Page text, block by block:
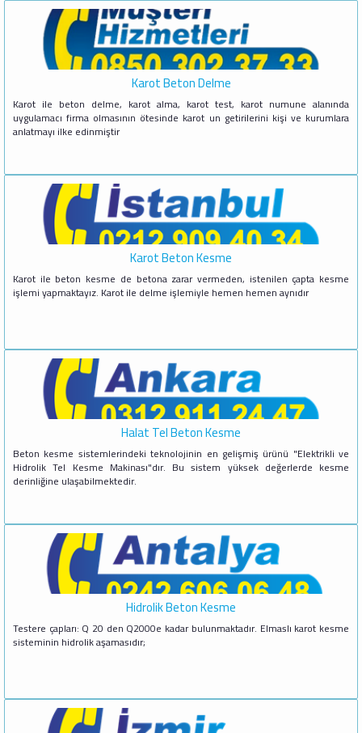
Karot Beton Delme
Karot ile beton delme, karot alma, karot test, karot numune alanında
uygulamacı firma olmasının ötesinde karot un getirilerini kişi ve kurumlara
anlatmayı ilke edinmiştir
Karot Beton Kesme
Karot ile beton kesme de betona zarar vermeden, istenilen çapta kesme
işlemi yapmaktayız. Karot ile delme işlemiyle hemen hemen aynıdır
Halat Tel Beton Kesme
Beton kesme sistemlerindeki teknolojinin en gelişmiş ürünü "Elektrikli ve
Hidrolik Tel Kesme Makinası"dır. Bu sistem yüksek değerlerde kesme
derinliğine ulaşabilmektedir.
Hidrolik Beton Kesme
Testere çapları: Q 20 den Q2000e kadar bulunmaktadır. Elmaslı karot kesme
sisteminin hidrolik aşamasıdır;